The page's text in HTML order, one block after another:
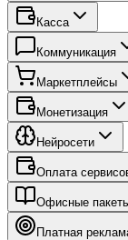
Касса
Коммуникация
Маркетплейсы
Монетизация
Нейросети
Оплата
Офисные
Платная